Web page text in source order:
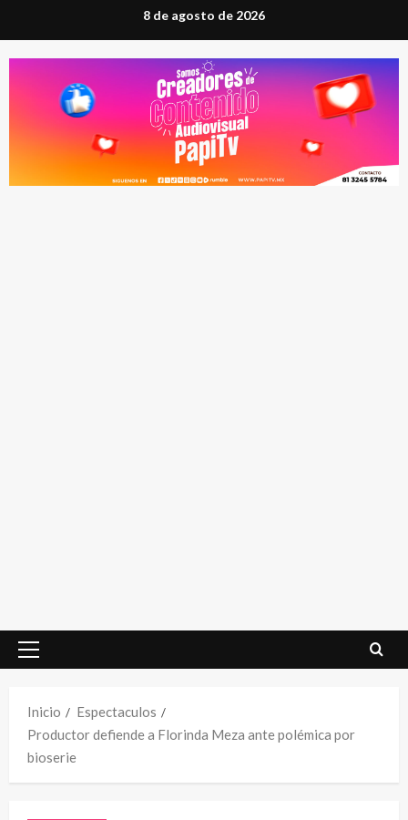
al
contenido
8 de agosto de 2026
Menú
Inicio
Espectaculos
Productor defiende a Florinda Meza ante polémica por
bioserie